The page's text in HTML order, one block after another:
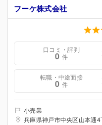
フーケ株式会社
口コミ・評判
0 件
転職・中途面接
0 件
小売業
兵庫県神戸市中央区山本通